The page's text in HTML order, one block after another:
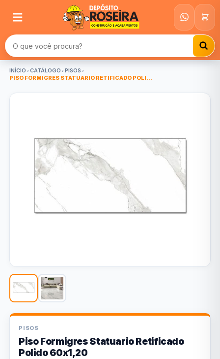
Buscar produtos
INÍCIO CATÁLOGO
PISOS
PISO FORMIGRES STATUARIO RETIFICADO POLI...
PISOS
Piso Formigres Statuario Retificado
Polido 60x1,20